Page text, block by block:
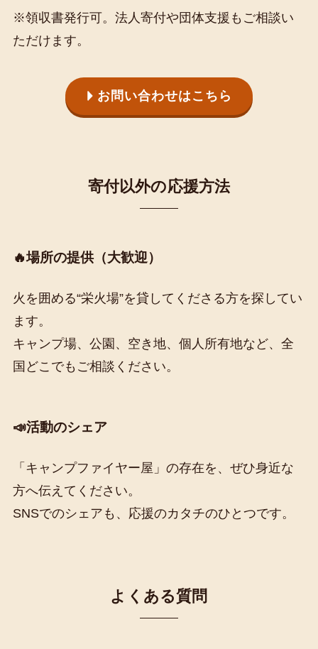
※領収書発行可。法人寄付や団体支援もご相談い
ただけます。
お問い合わせはこちら
寄付以外の応援方法
🔥場所の提供（大歓迎）
火を囲める“栄火場”を貸してくださる方を探してい
ます。
キャンプ場、公園、空き地、個人所有地など、全
国どこでもご相談ください。
📣活動のシェア
「キャンプファイヤー屋」の存在を、ぜひ身近な
方へ伝えてください。
SNSでのシェアも、応援のカタチのひとつです。
よくある質問